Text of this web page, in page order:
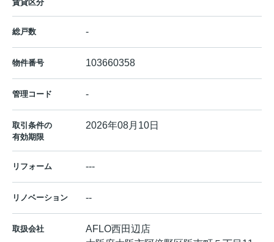
賃貸区分
総戸数 -
物件番号 103660358
管理コード -
取引条件の
有効期限
2026年08月10日
リフォーム ---
リノベーション --
取扱会社
AFLO西田辺店